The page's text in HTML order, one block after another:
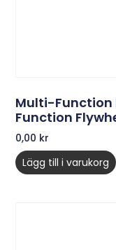
Multi-Function
Function
0,00 kr
Lägg till i varukorg